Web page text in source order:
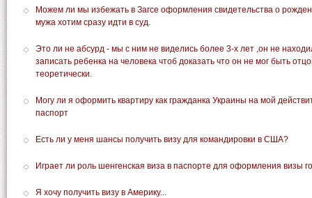
Можем ли мы избежать в Загсе оформления свидетельства о
мужа хотим сразу идти в суд.
Это ли не абсурд - мы с ним не виделись более 3-х лет ,он не
записать ребенка на человека чтоб доказать что он не мог быть
теоретически.
Могу ли я оформить квартиру как гражданка Украины на мой
паспорт
Есть ли у меня шансы получить визу для командировки в США?
Играет ли роль шенгенская виза в паспорте для оформления визы
Я хочу получить визу в Америку...